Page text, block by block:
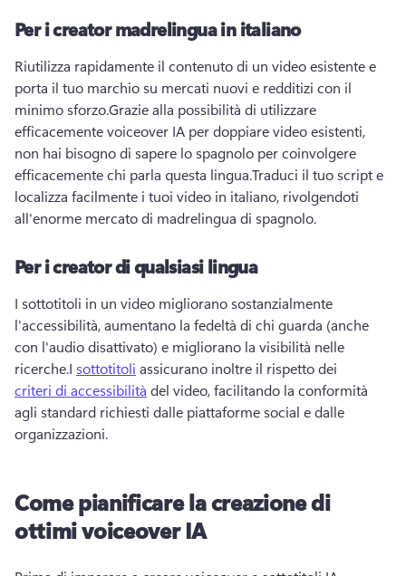
Per i creator madrelingua in italiano
Riutilizza rapidamente il contenuto di un video esistente e
porta il tuo marchio su mercati nuovi e redditizi con il
minimo sforzo.Grazie alla possibilità di utilizzare
efficacemente voiceover IA per doppiare video esistenti,
non hai bisogno di sapere lo spagnolo per coinvolgere
efficacemente chi parla questa lingua.Traduci il tuo script e
localizza facilmente i tuoi video in italiano, rivolgendoti
all'enorme mercato di madrelingua di spagnolo.
Per i creator di qualsiasi lingua
I sottotitoli in un video migliorano sostanzialmente
l'accessibilità, aumentano la fedeltà di chi guarda (anche
con l'audio disattivato) e migliorano la visibilità nelle
ricerche.I sottotitoli assicurano inoltre il rispetto dei
criteri di accessibilità del video, facilitando la conformità
agli standard richiesti dalle piattaforme social e dalle
organizzazioni.
Come pianificare la creazione di
ottimi voiceover IA